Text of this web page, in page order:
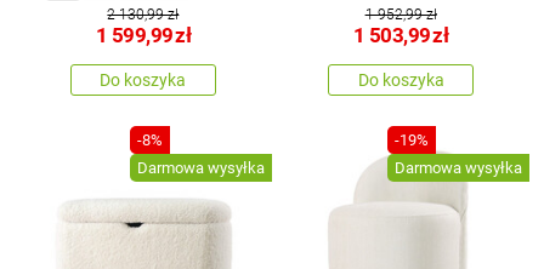
2 130,99 zł
1 599,99zł
Do koszyka
1 952,99 zł
1 503,99zł
Do koszyka
-8%
Darmowa wysyłka
-19%
Darmowa wysyłka